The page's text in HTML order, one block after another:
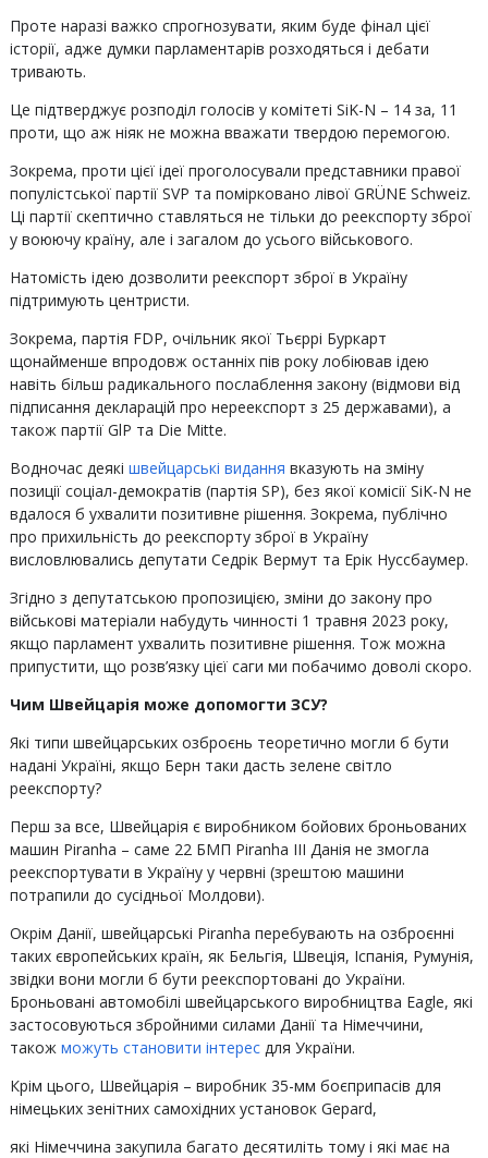
Проте наразі важко спрогнозувати, яким буде фінал цієї
історії, адже думки парламентарів розходяться і дебати
тривають.
Це підтверджує розподіл голосів у комітеті SiK-N – 14 за, 11
проти, що аж ніяк не можна вважати твердою перемогою.
Зокрема, проти цієї ідеї проголосували представники правої
популістської партії SVP та помірковано лівої GRÜNE Schweiz.
Ці партії скептично ставляться не тільки до реекспорту зброї
у воюючу країну, але і загалом до усього військового.
Натомість ідею дозволити реекспорт зброї в Україну
підтримують центристи.
Зокрема, партія FDP, очільник якої Тьєррі Буркарт
щонайменше впродовж останніх пів року лобіював ідею
навіть більш радикального послаблення закону (відмови від
підписання декларацій про нереекспорт з 25 державами), а
також партії GlP та Die Mitte.
Водночас деякі швейцарські видання вказують на зміну
позиції соціал-демократів (партія SP), без якої комісії SiK-N не
вдалося б ухвалити позитивне рішення. Зокрема, публічно
про прихильність до реекспорту зброї в Україну
висловлювались депутати Седрік Вермут та Ерік Нуссбаумер.
Згідно з депутатською пропозицією, зміни до закону про
військові матеріали набудуть чинності 1 травня 2023 року,
якщо парламент ухвалить позитивне рішення. Тож можна
припустити, що розв’язку цієї саги ми побачимо доволі скоро.
Чим Швейцарія може допомогти ЗСУ?
Які типи швейцарських озброєнь теоретично могли б бути
надані Україні, якщо Берн таки дасть зелене світло
реекспорту?
Перш за все, Швейцарія є виробником бойових броньованих
машин Piranha – саме 22 БМП Piranha III Данія не змогла
реекспортувати в Україну у червні (зрештою машини
потрапили до сусідньої Молдови).
Окрім Данії, швейцарські Piranha перебувають на озброєнні
таких європейських країн, як Бельгія, Швеція, Іспанія, Румунія,
звідки вони могли б бути реекспортовані до України.
Броньовані автомобілі швейцарського виробництва Eagle, які
застосовуються збройними силами Данії та Німеччини,
також можуть становити інтересдля України.
Крім цього, Швейцарія – виробник 35-мм боєприпасів для
німецьких зенітних самохідних установок Gepard,
які Німеччина закупила багато десятиліть тому і які має на